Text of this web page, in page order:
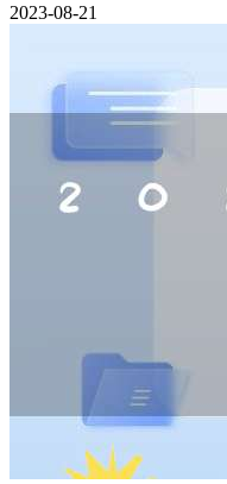
2023-08-21